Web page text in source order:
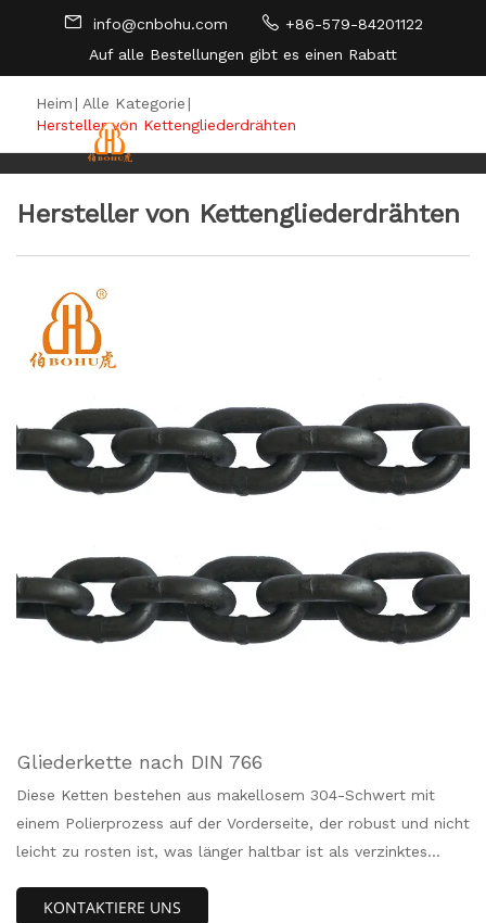
info@cnbohu.com
+86-579-84201122
Auf alle Bestellungen gibt es einen Rabatt
Heim| Alle Kategorie|
Hersteller von Kettengliederdrähten
Hersteller von Kettengliederdrähten
Gliederkette nach DIN 766
Diese Ketten bestehen aus makellosem 304-Schwert mit
einem Polierprozess auf der Vorderseite, der robust und nicht
leicht zu rosten ist, was länger haltbar ist als verzinktes
Das Lot an der Schweißstelle ist kein 304 makelloses
KONTAKTIERE UNS